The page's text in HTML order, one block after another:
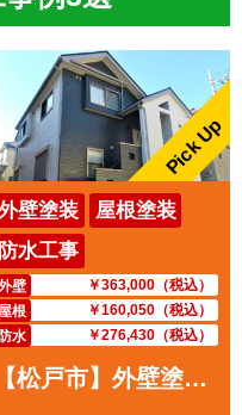
Pick Up
壁塗装
屋根塗装
防水工事
壁
￥363,000（税込）
屋根
￥160,050（税込）
防水
￥276,430（税込）
【松戸市】外壁塗装・U様邸